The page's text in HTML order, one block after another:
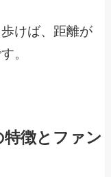
けば、距離が
。
徴とファン